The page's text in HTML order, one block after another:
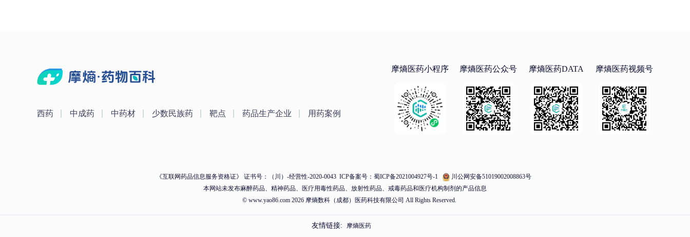
西药 中成药 中药材 少数民族药 靶点 药品生产企业 用药案例
摩熵医药小程序 摩熵医药公众号 摩熵医药DATA 摩熵医药视频号
《互联网药品信息服务资格证》 证书号：（川）-经营性-2020-0043 ICP备案号：蜀ICP备2021004927号-1
川公网安备51019002008863号
本网站未发布麻醉药品、精神药品、医疗用毒性药品、放射性药品、戒毒药品和医疗机构制剂的产品信息
© www.yao86.com 2026 摩熵数科（成都）医药科技有限公司 All Rights Reserved.
友情链接: 摩熵医药